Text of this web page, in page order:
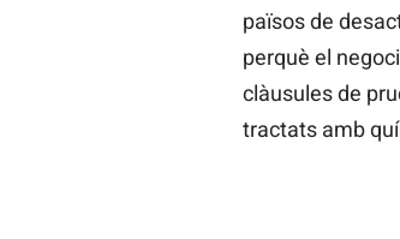
països de
perquè el
clàusules de
tractats amb